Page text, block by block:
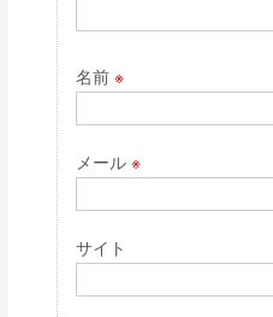
名前 ※
メール ※
サイト